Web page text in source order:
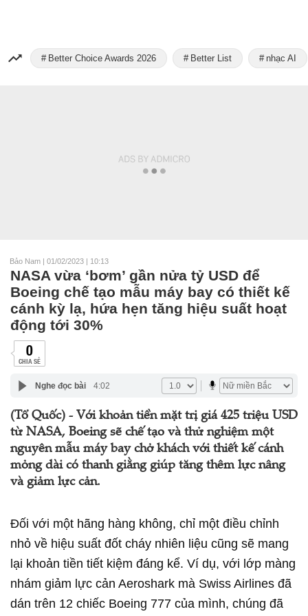
Better Choice Awards 2026 Better List nhạc AI
Bảo Nam | 01/02/2023 | 10:13
NASA vừa ‘bơm’ gần nửa tỷ USD để
Boeing chế tạo mẫu máy bay có thiết kế
cánh kỳ lạ, hứa hẹn tăng hiệu suất hoạt
động tới 30%
0
CHIA SẺ
Nghe đọc bài 4:02
(Tổ Quốc) - Với khoản tiền mặt trị giá 425 triệu USD
từ NASA, Boeing sẽ chế tạo và thử nghiệm một
nguyên mẫu máy bay chở khách với thiết kế cánh
mỏng dài có thanh giằng giúp tăng thêm lực nâng
và giảm lực cản.
Đối với một hãng hàng không, chỉ một điều chỉnh
nhỏ về hiệu suất đốt cháy nhiên liệu cũng sẽ mang
lại khoản tiền tiết kiệm đáng kể. Ví dụ, với lớp màng
nhám giảm lực cản Aeroshark mà Swiss Airlines đã
dán trên 12 chiếc Boeing 777 của mình, chúng đã